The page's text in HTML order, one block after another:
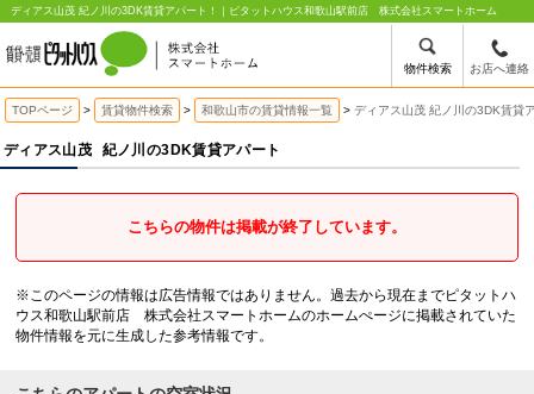
物件検索 お店へ連絡
ディアス山茂 紀ノ川の3DK賃貸アパート！｜ピタットハウス和歌山駅前店 株式会社スマートホーム
TOPページ 賃貸物件検索 和歌山市の賃貸情報一覧 ディアス山茂 紀ノ川の3DK賃貸
ディアス山茂 紀ノ川の3DK賃貸アパート
こちらの物件は掲載が終了しています。
※このページの情報は広告情報ではありません。過去から現在までピタットハ
ウス和歌山駅前店 株式会社スマートホームのホームぺージに掲載されていた
物件情報を元に生成した参考情報です。